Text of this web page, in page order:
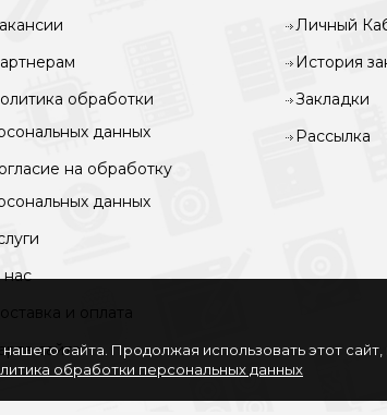
обработки
данных
на обработку
данных
и оплата
сайта
Личный
История
Закладки
Рассылка
сайта. Продолжая использовать этот
обработки персональных данных